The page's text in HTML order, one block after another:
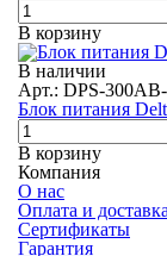
В корзину
В наличии
Арт.: DPS-
Блок питания
В корзину
Компания
О нас
Оплата и доставка
Сертификаты
Гарантия